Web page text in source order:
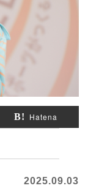
Hatena
2025.09.03